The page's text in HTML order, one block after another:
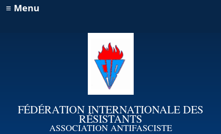
≡ Menu
FÉDÉRATION INTERNATIONALE DES
RÉSISTANTS
ASSOCIATION ANTIFASCISTE